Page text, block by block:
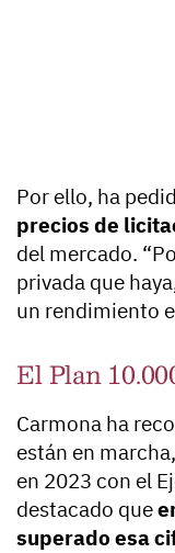
Por ello, ha
precios de
del mercado.
privada que
un rendimiento
El Plan
Carmona ha
están en
en 2023 con el
destacado que
superado esa